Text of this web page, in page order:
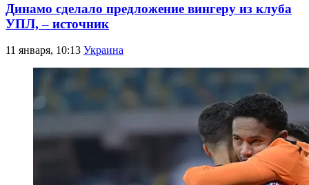
Динамо сделало предложение вингеру из клуба
УПЛ, – источник
11 января, 10:13 Украина